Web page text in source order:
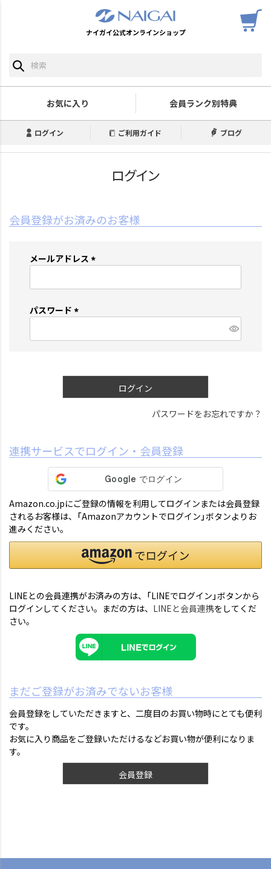
ナイガイ公式オンラインショップ
お気に入り 会員ランク別特典
ログイン ご利用ガイド ブログ
ログイン
会員登録がお済みのお客様
メールアドレス
必
パスワード
必
ログイン
パスワードをお忘れですか？
連携サービスでログイン・会員登録
Amazon.co.jpにご登録の情報を利用してログインまたは会員登録
されるお客様は、「Amazonアカウントでログイン」ボタンよりお
進みください。
LINEとの会員連携がお済みの方は、「LINEでログイン」ボタンから
ログインしてください。まだの方は、 LINEと会員連携をしてくだ
さい。
まだご登録がお済みでないお客様
会員登録をしていただきますと、二度目のお買い物時にとても便利
です。
お気に入り商品をご登録いただけるなどお買い物が便利になりま
す。
会員登録